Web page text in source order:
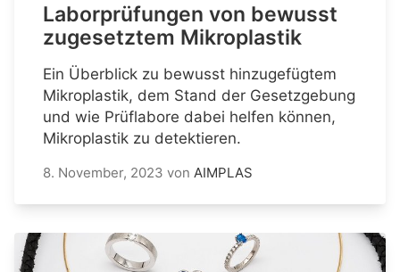
Laborprüfungen von bewusst
zugesetztem Mikroplastik
Ein Überblick zu bewusst hinzugefügtem
Mikroplastik, dem Stand der Gesetzgebung
und wie Prüflabore dabei helfen können,
Mikroplastik zu detektieren.
8. November, 2023 von AIMPLAS